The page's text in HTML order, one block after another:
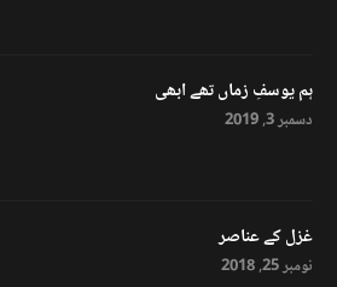
ہم یوسفِ زماں تھے ابھی
دسمبر 3, 2019
غزل کے عناصر
نومبر 25, 2018